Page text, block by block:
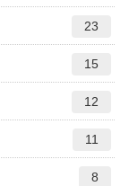
23
15
12
11
8